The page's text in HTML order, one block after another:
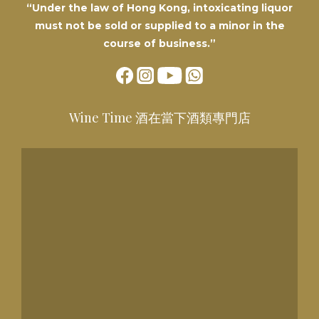
“Under the law of Hong Kong, intoxicating liquor
must not be sold or supplied to a minor in the
course of business.”
Wine Time 酒在當下酒類專門店